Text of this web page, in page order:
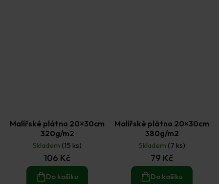
Malířské plátno 20×30cm
320g/m2
Skladem (15 ks)
106 Kč
Do košíku
Malířské plátno 20×30cm
380g/m2
Skladem (7 ks)
79 Kč
Do košíku